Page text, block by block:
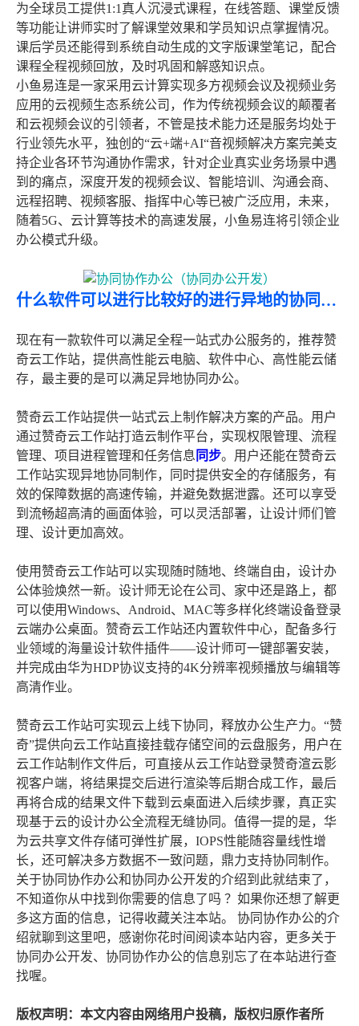
为全球员工提供1:1真人沉浸式课程，在线答题、课堂反馈
等功能让讲师实时了解课堂效果和学员知识点掌握情况。
课后学员还能得到系统自动生成的文字版课堂笔记，配合
课程全程视频回放，及时巩固和解惑知识点。
小鱼易连是一家采用云计算实现多方视频会议及视频业务
应用的云视频生态系统公司，作为传统视频会议的颠覆者
和云视频会议的引领者，不管是技术能力还是服务均处于
行业领先水平，独创的“云+端+AI“音视频解决方案完美支
持企业各环节沟通协作需求，针对企业真实业务场景中遇
到的痛点，深度开发的视频会议、智能培训、沟通会商、
远程招聘、视频客服、指挥中心等已被广泛应用，未来，
随着5G、云计算等技术的高速发展，小鱼易连将引领企业
办公模式升级。
什么软件可以进行比较好的进行异地的协同办公？
现在有一款软件可以满足全程一站式办公服务的，推荐赞
奇云工作站，提供高性能云电脑、软件中心、高性能云储
存，最主要的是可以满足异地协同办公。
赞奇云工作站提供一站式云上制作解决方案的产品。用户
通过赞奇云工作站打造云制作平台，实现权限管理、流程
管理、项目进程管理和任务信息 同步。用户还能在赞奇云
工作站实现异地协同制作，同时提供安全的存储服务，有
效的保障数据的高速传输，并避免数据泄露。还可以享受
到流畅超高清的画面体验，可以灵活部署，让设计师们管
理、设计更加高效。
使用赞奇云工作站可以实现随时随地、终端自由，设计办
公体验焕然一新。设计师无论在公司、家中还是路上，都
可以使用Windows、Android、MAC等多样化终端设备登录
云端办公桌面。赞奇云工作站还内置软件中心，配备多行
业领域的海量设计软件插件——设计师可一键部署安装，
并完成由华为HDP协议支持的4K分辨率视频播放与编辑等
高清作业。
赞奇云工作站可实现云上线下协同，释放办公生产力。“赞
奇”提供向云工作站直接挂载存储空间的云盘服务，用户在
云工作站制作文件后，可直接从云工作站登录赞奇渲云影
视客户端，将结果提交后进行渲染等后期合成工作，最后
再将合成的结果文件下载到云桌面进入后续步骤，真正实
现基于云的设计办公全流程无缝协同。值得一提的是，华
为云共享文件存储可弹性扩展，IOPS性能随容量线性增
长，还可解决多方数据不一致问题，鼎力支持协同制作。
关于协同协作办公和协同办公开发的介绍到此就结束了，
不知道你从中找到你需要的信息了吗 ？如果你还想了解更
多这方面的信息，记得收藏关注本站。 协同协作办公的介
绍就聊到这里吧，感谢你花时间阅读本站内容，更多关于
协同办公开发、协同协作办公的信息别忘了在本站进行查
找喔。
版权声明：本文内容由网络用户投稿，版权归原作者所